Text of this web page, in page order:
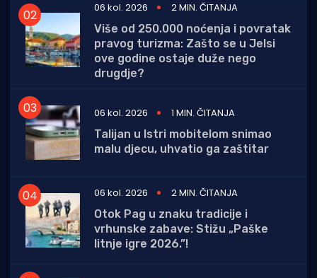
06 kol. 2026
2 MIN. ČITANJA
Više od 250.000 noćenja i povratak
pravog turizma: Zašto se u Jelsi
ove godine ostaje duže nego
drugdje?
06 kol. 2026
1 MIN. ČITANJA
Talijan u Istri mobitelom snimao
malu djecu, uhvatio ga zaštitar
06 kol. 2026
2 MIN. ČITANJA
Otok Pag u znaku tradicije i
vrhunske zabave: Stižu „Paške
litnje igre 2026.”!